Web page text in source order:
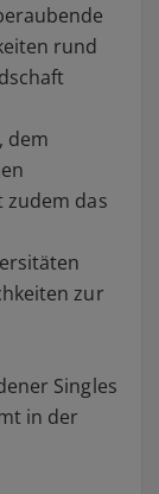
rund
dem
das
zur
Singles
in der